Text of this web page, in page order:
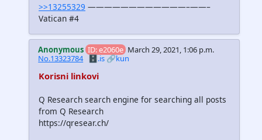
>>13255329 ————————————–——–
Vatican #4
Anonymous ID: e2060e March 29, 2021, 1:06 p.m.
No.13323784 🗄️.is🔗kun
Korisni linkovi
Q Research search engine for searching all posts
from Q Research
https://qresear.ch/